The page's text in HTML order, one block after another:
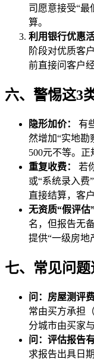
司愿意接受“最
算。
利用银行优惠活
阶段对优质客
前直接问客户
六、警惕这3
隐形加价：
有
然增加“实地勘
500元不等。正
重复收费：
若
或“系统录入费
直接结算，客
无资质“假评估”
名，但报告无
提供“一级房地
七、常见问题
问：房屋测评
常由买方承担
分城市由买家
问：评估报告
求报告出具日